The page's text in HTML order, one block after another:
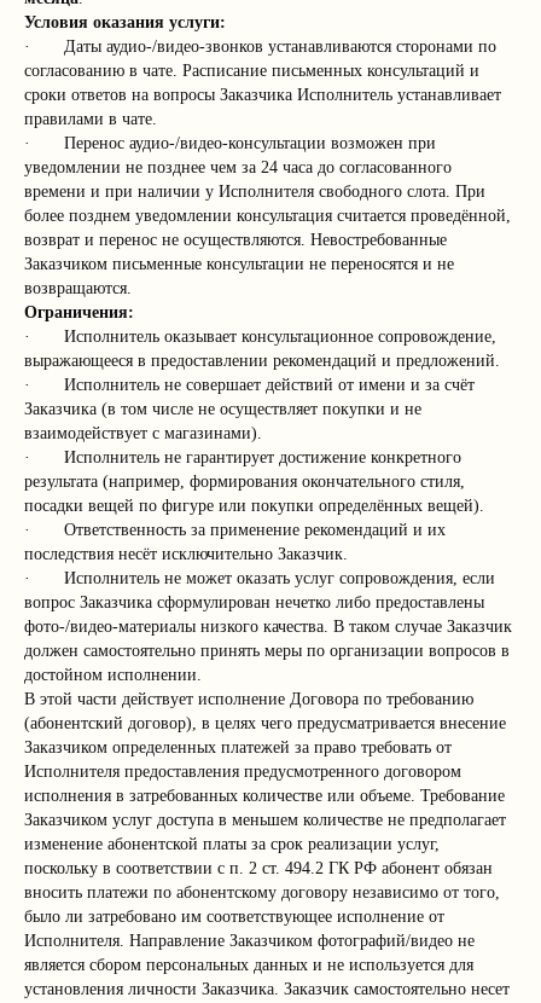
Условия оказания услуги:
· Даты аудио-/видео-звонков устанавливаются сторонами по
согласованию в чате. Расписание письменных консультаций и
сроки ответов на вопросы Заказчика Исполнитель устанавливает
правилами в чате.
· Перенос аудио-/видео-консультации возможен при
уведомлении не позднее чем за 24 часа до согласованного
времени и при наличии у Исполнителя свободного слота. При
более позднем уведомлении консультация считается проведённой,
возврат и перенос не осуществляются. Невостребованные
Заказчиком письменные консультации не переносятся и не
возвращаются.
Ограничения:
· Исполнитель оказывает консультационное сопровождение,
выражающееся в предоставлении рекомендаций и предложений.
· Исполнитель не совершает действий от имени и за счёт
Заказчика (в том числе не осуществляет покупки и не
взаимодействует с магазинами).
· Исполнитель не гарантирует достижение конкретного
результата (например, формирования окончательного стиля,
посадки вещей по фигуре или покупки определённых вещей).
· Ответственность за применение рекомендаций и их
последствия несёт исключительно Заказчик.
· Исполнитель не может оказать услуг сопровождения, если
вопрос Заказчика сформулирован нечетко либо предоставлены
фото-/видео-материалы низкого качества. В таком случае Заказчик
должен самостоятельно принять меры по организации вопросов в
достойном исполнении.
В этой части действует исполнение Договора по требованию
(абонентский договор), в целях чего предусматривается внесение
Заказчиком определенных платежей за право требовать от
Исполнителя предоставления предусмотренного договором
исполнения в затребованных количестве или объеме. Требование
Заказчиком услуг доступа в меньшем количестве не предполагает
изменение абонентской платы за срок реализации услуг,
поскольку в соответствии с п. 2 ст. 494.2 ГК РФ абонент обязан
вносить платежи по абонентскому договору независимо от того,
было ли затребовано им соответствующее исполнение от
Исполнителя. Направление Заказчиком фотографий/видео не
является сбором персональных данных и не используется для
установления личности Заказчика. Заказчик самостоятельно несет